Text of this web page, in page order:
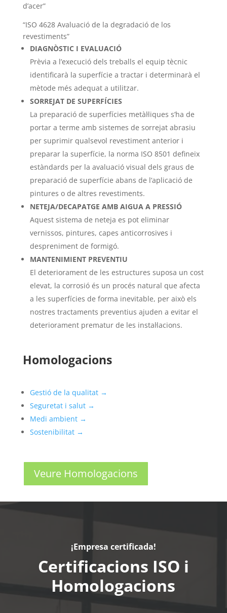
d’acer”
“ISO 4628 Avaluació de la degradació de los
revestiments”
DIAGNÒSTIC I EVALUACIÓ
Prèvia a l’execució dels treballs el equip tècnic
identificarà la superfície a tractar i determinarà el
mètode més adequat a utilitzar.
SORREJAT DE SUPERFÍCIES
La preparació de superfícies metàl·liques s’ha de
portar a terme amb sistemes de sorrejat abrasiu
per suprimir qualsevol revestiment anterior i
preparar la superfície, la norma ISO 8501 defineix
estàndards per la avaluació visual dels graus de
preparació de superfície abans de l’aplicació de
pintures o de altres revestiments.
NETEJA/DECAPATGE AMB AIGUA A PRESSIÓ
Aquest sistema de neteja es pot eliminar
vernissos, pintures, capes anticorrosives i
despreniment de formigó.
MANTENIMIENT PREVENTIU
El deteriorament de les estructures suposa un cost
elevat, la corrosió és un procés natural que afecta
a les superfícies de forma inevitable, per això els
nostres tractaments preventius ajuden a evitar el
deteriorament prematur de les instal·lacions.
Homologacions
Gestió de la qualitat →
Seguretat i salut →
Medi ambient →
Sostenibilitat →
Veure Homologacions
¡Empresa certificada!
Certificacions ISO i
Homologacions